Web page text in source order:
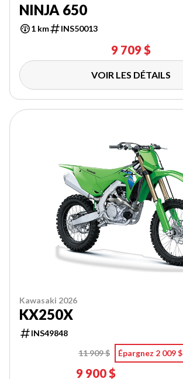
NINJA 650
1 km INS50013
9 709 $
VOIR LES DÉTAILS
Kawasaki 2026
KX250X
INS49848
11 909 $
Épargnez 2 009 $
9 900 $